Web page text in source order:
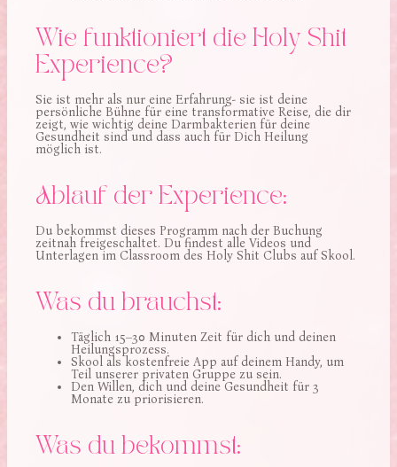
Wie funktioniert die Holy Shit
Experience?
Sie ist mehr als nur eine Erfahrung- sie ist deine
persönliche Bühne für eine transformative Reise, die dir
zeigt, wie wichtig deine Darmbakterien für deine
Gesundheit sind und dass auch für Dich Heilung
möglich ist.
Ablauf der Experience:
Du bekommst dieses Programm nach der Buchung
zeitnah freigeschaltet. Du findest alle Videos und
Unterlagen im Classroom des Holy Shit Clubs auf Skool.
Was du brauchst:
Täglich 15–30 Minuten Zeit für dich und deinen
Heilungsprozess.
Skool als kostenfreie App auf deinem Handy, um
Teil unserer privaten Gruppe zu sein.
Den Willen, dich und deine Gesundheit für 3
Monate zu priorisieren.
Was du bekommst: